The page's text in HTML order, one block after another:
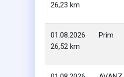
26,23 km
01.08.2026
26,52 km
Prim